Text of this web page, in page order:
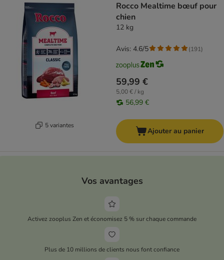
5 variantes
Rocco Mealtime bœuf pour
chien
12 kg
59,99 €
5,00 € / kg
56,99 €
Avis: 4.6/5 (191)
Ajouter au panier
Vos avantages
Activez zooplus Zen et économisez 5 % sur chaque commande
Plus de 10 millions de clients nous font confiance